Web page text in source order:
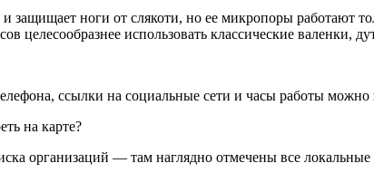
защищает ноги от слякоти, но ее микропоры работают
целесообразнее использовать классические валенки,
ссылки на социальные сети и часы работы
на карте?
организаций — там наглядно отмечены все